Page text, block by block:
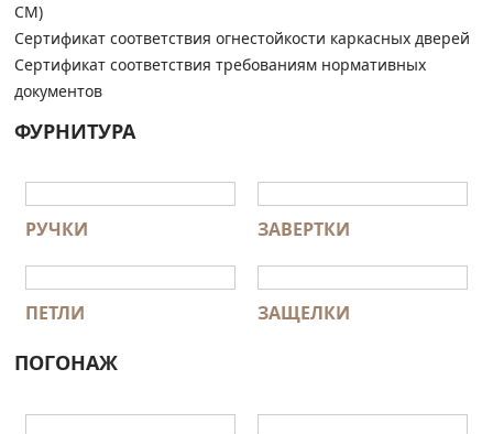
СМ)
Сертификат соответствия огнестойкости каркасных дверей
Сертификат соответствия требованиям нормативных
документов
ФУРНИТУРА
РУЧКИ ЗАВЕРТКИ
ПЕТЛИ ЗАЩЕЛКИ
ПОГОНАЖ